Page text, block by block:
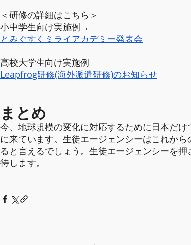
＜研修の詳細はこちら＞
小中学生向け実施例→
とみぐすくミライアカデミー発表会
高校大学生向け実施例
Leapfrog研修(海外派遣研修)のお知らせ
まとめ
今、地球規模の変化に対応するために日本だ
に来ています。生徒エージェンシーはこれか
ると言えるでしょう。生徒エージェンシーを
待します。